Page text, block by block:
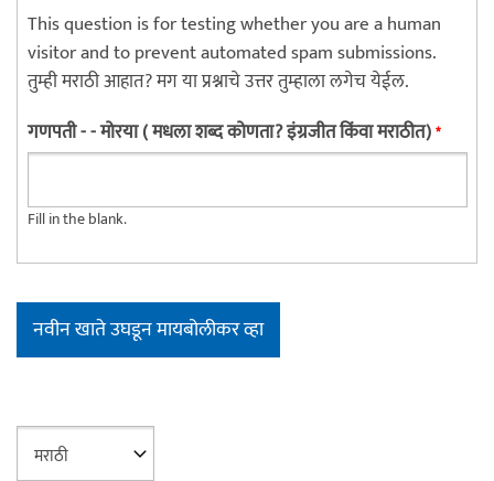
This question is for testing whether you are a human
visitor and to prevent automated spam submissions.
तुम्ही मराठी आहात? मग या प्रश्नाचे उत्तर तुम्हाला लगेच येईल.
गणपती - - मोरया ( मधला शब्द कोणता? इंग्रजीत किंवा मराठीत)*
Fill in the blank.